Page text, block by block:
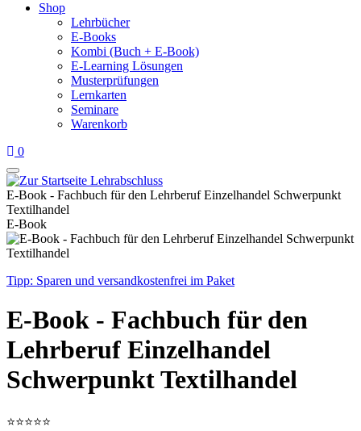
Shop
Lehrbücher
E-Books
Kombi (Buch + E-Book)
E-Learning Lösungen
Musterprüfungen
Lernkarten
Seminare
Warenkorb
0
E-Book - Fachbuch für den Lehrberuf Einzelhandel Schwerpunkt
Textilhandel
E-Book
Tipp: Sparen und versandkostenfrei im Paket
E-Book - Fachbuch für den
Lehrberuf Einzelhandel
Schwerpunkt Textilhandel
⭐⭐⭐⭐⭐